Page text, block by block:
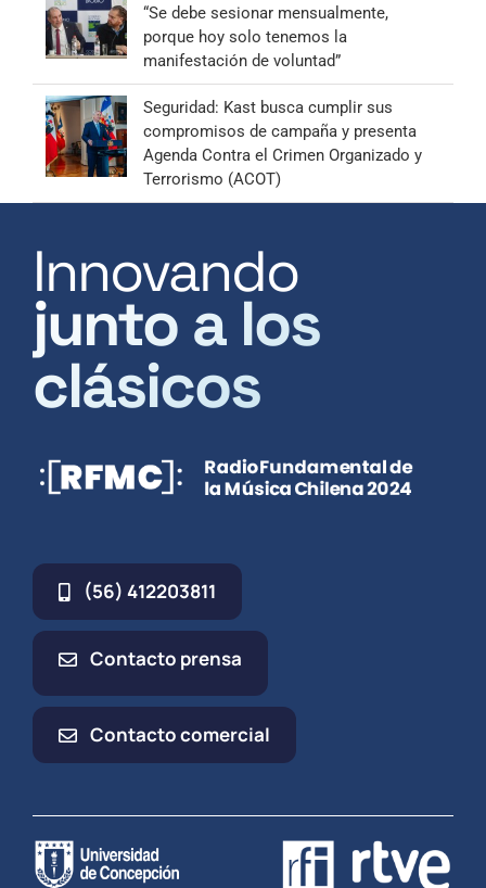
“Se debe sesionar mensualmente,
porque hoy solo tenemos la
manifestación de voluntad”
Seguridad: Kast busca cumplir sus
compromisos de campaña y presenta
Agenda Contra el Crimen Organizado y
Terrorismo (ACOT)
Innovando
junto a los
clásicos
(56) 412203811
Contacto prensa
Contacto comercial